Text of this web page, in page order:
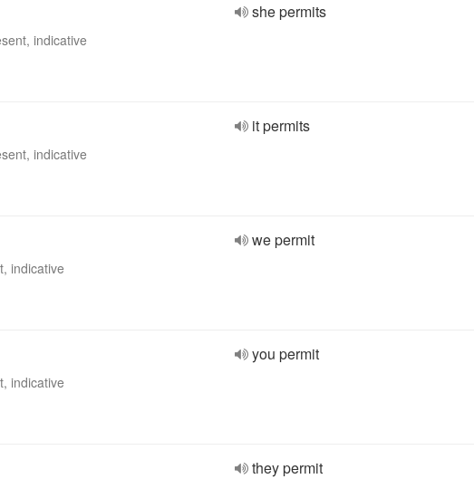
indicative
she permits
indicative
it permits
indicative
we permit
indicative
you permit
they permit